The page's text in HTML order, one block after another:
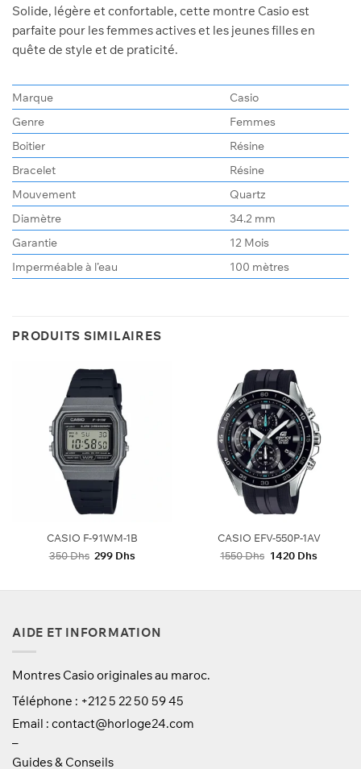
Solide, légère et confortable, cette montre Casio est
parfaite pour les femmes actives et les jeunes filles en
quête de style et de praticité.
Marque
Casio
Genre
Femmes
Boitier
Résine
Bracelet
Résine
Mouvement
Quartz
Diamètre
34.2 mm
Garantie
12 Mois
Imperméable à l’eau
100 mètres
PRODUITS SIMILAIRES
CASIO F-91WM-1B
350Dhs Le
350 Dhs.
299 DhsLe
299 Dhs.
CASIO EFV-550P-1AV
1550Dhs Le
1550 Dhs.
1420 DhsLe
1420
AIDE ET INFORMATION
Montres Casio originales au maroc.
Téléphone : +212 5 22 50 59 45
Email : contact@horloge24.com
–
Guides & Conseils